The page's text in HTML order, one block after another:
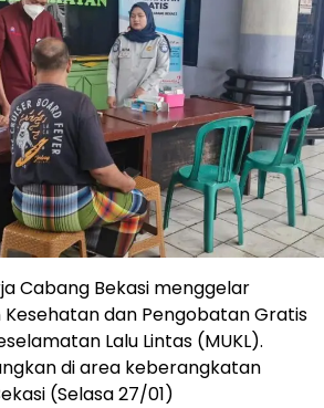
Cabang Bekasi menggelar
dan Pengobatan Gratis
Lalu Lintas (MUKL).
di area keberangkatan
(Selasa 27/01)